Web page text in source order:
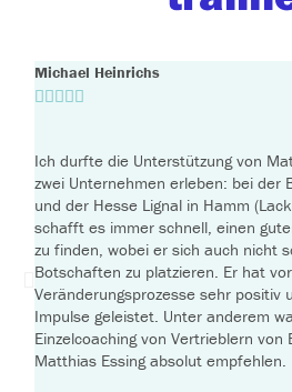
Michael Heinrichs
    
Ich durf­te die Unterstützung von
zwei Unternehmen erle­ben: bei der
und der Hesse Lignal in Hamm
schafft es immer schnell, einen
zu fin­den, wobei er sich auch nicht
Botschaften zu plat­zie­ren. Er hat
Veränderungsprozesse sehr
Impulse geleis­tet. Unter ande­rem
Einzelcoaching von Vertrieblern
Matthias Essing abso­lut empfehlen.